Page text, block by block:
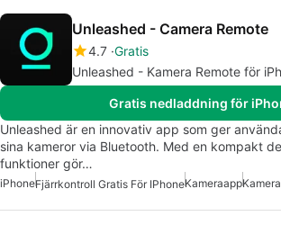
Unleashed - Camera Remote
4.7 Gratis
Unleashed - Kamera Remote för
Gratis nedladdning för
Unleashed är en innovativ app som ger
sina kameror via Bluetooth. Med en kompakt
funktioner gör…
iPhoneFjärrkontroll Gratis För IPhoneKameraapp